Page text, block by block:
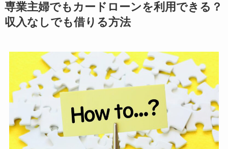
専業主婦でもカードローンを利用できる？
収入なしでも借りる方法